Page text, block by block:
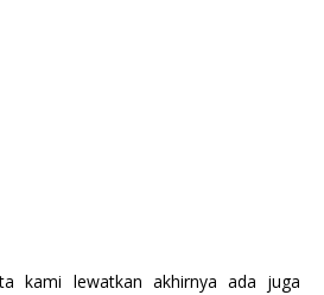
kami lewatkan akhirnya ada juga